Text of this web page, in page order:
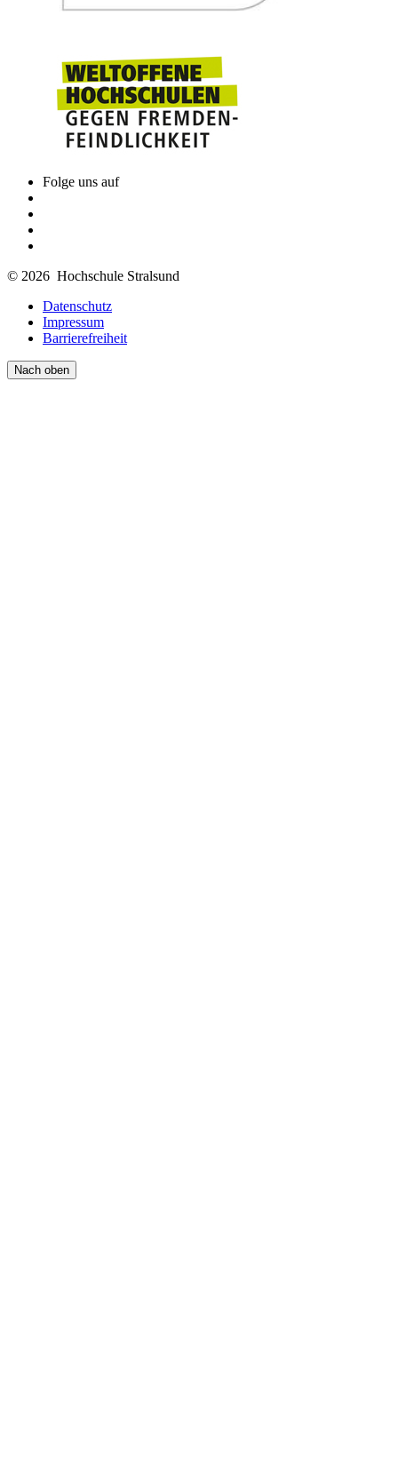
Folge uns auf
© 2026 Hochschule Stralsund
Datenschutz
Impressum
Barrierefreiheit
Nach oben